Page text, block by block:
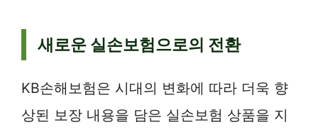
새로운 실손보험으로의 전환
KB손해보험은 시대의 변화에 따라 더욱 향
상된 보장 내용을 담은 실손보험 상품을 지